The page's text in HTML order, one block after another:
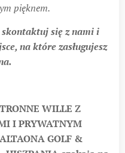
pięknem.
się z nami i
na które zasługujesz
WILLE Z
I PRYWATNYM
GOLF &